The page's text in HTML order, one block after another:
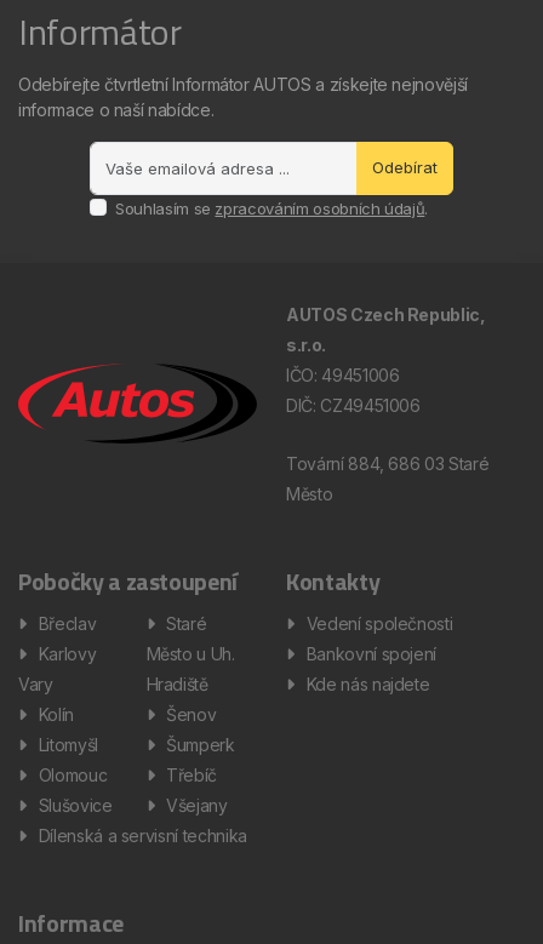
Informátor
Odebírejte čtvrtletní Informátor AUTOS a získejte nejnovější
informace o naší nabídce.
Odebírat
Souhlasím se zpracováním osobních údajů.
AUTOS Czech Republic,
s.r.o.
IČO: 49451006
DIČ: CZ49451006
Tovární 884, 686 03 Staré
Město
Pobočky a zastoupení
Břeclav
Karlovy
Vary
Kolín
Litomyšl
Olomouc
Slušovice
Staré
Město u Uh.
Hradiště
Šenov
Šumperk
Třebíč
Všejany
Dílenská a servisní technika
Kontakty
Vedení společnosti
Bankovní spojení
Kde nás najdete
Informace